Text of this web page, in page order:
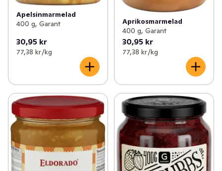
Apelsinmarmelad
400 g, Garant
30,95 kr
77,38 kr /kg
Aprikosmarmelad
400 g, Garant
30,95 kr
77,38 kr /kg